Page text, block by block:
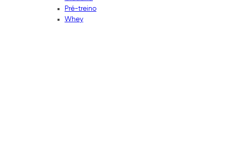
Pré-treino
Whey